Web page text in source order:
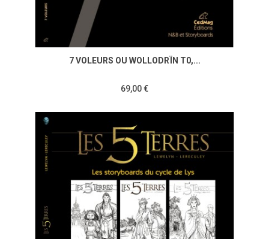
7 VOLEURS OU WOLLODRÏN T0,...
69,00 €